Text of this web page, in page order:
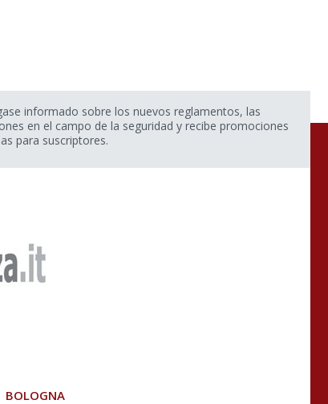
informado sobre los nuevos reglamentos, las
en el campo de la seguridad y recibe promociones
para suscriptores.
BOLOGNA